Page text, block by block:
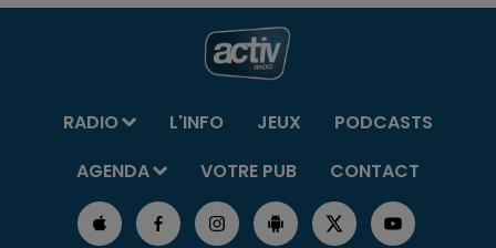
RADIO L'INFO JEUX
PODCASTS
AGENDA
VOTRE PUB CONTACT